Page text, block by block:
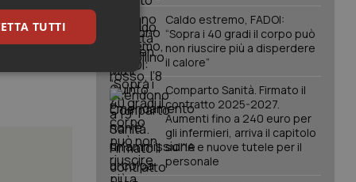
Caldo estremo, FADOI:
“Sopra i 40 gradi il corpo può
non riuscire più a disperdere
il calore”
Comparto Sanità. Firmato il
contratto 2025-2027.
Aumenti fino a 240 euro per
gli infermieri, arriva il capitolo
sull'IA e nuove tutele per il
personale
TUTTI